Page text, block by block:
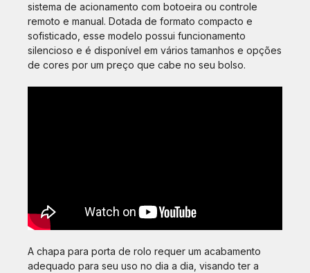
sistema de acionamento com botoeira ou controle
remoto e manual. Dotada de formato compacto e
sofisticado, esse modelo possui funcionamento
silencioso e é disponível em vários tamanhos e opções
de cores por um preço que cabe no seu bolso.
A chapa para porta de rolo requer um acabamento
adequado para seu uso no dia a dia, visando ter a